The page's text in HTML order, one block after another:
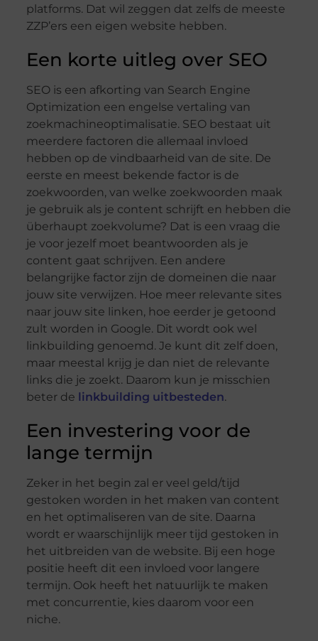
platforms. Dat wil zeggen dat zelfs de meeste
ZZP’ers een eigen website hebben.
Een korte uitleg over SEO
SEO is een afkorting van Search Engine
Optimization een engelse vertaling van
zoekmachineoptimalisatie. SEO bestaat uit
meerdere factoren die allemaal invloed
hebben op de vindbaarheid van de site. De
eerste en meest bekende factor is de
zoekwoorden, van welke zoekwoorden maak
je gebruik als je content schrijft en hebben die
überhaupt zoekvolume? Dat is een vraag die
je voor jezelf moet beantwoorden als je
content gaat schrijven. Een andere
belangrijke factor zijn de domeinen die naar
jouw site verwijzen. Hoe meer relevante sites
naar jouw site linken, hoe eerder je getoond
zult worden in Google. Dit wordt ook wel
linkbuilding genoemd. Je kunt dit zelf doen,
maar meestal krijg je dan niet de relevante
links die je zoekt. Daarom kun je misschien
beter de linkbuilding uitbesteden.
Een investering voor de
lange termijn
Zeker in het begin zal er veel geld/tijd
gestoken worden in het maken van content
en het optimaliseren van de site. Daarna
wordt er waarschijnlijk meer tijd gestoken in
het uitbreiden van de website. Bij een hoge
positie heeft dit een invloed voor langere
termijn. Ook heeft het natuurlijk te maken
met concurrentie, kies daarom voor een
niche.